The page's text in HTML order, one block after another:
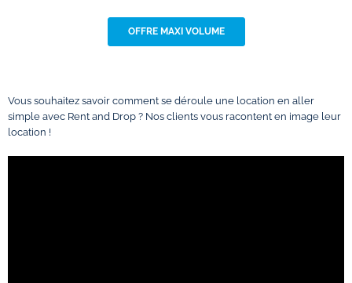
OFFRE MAXI VOLUME
Vous souhaitez savoir comment se déroule une location en aller
simple avec Rent and Drop ? Nos clients vous racontent en image leur
location !